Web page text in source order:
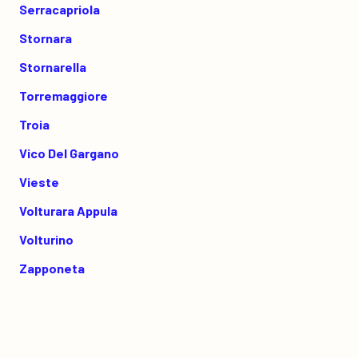
Serracapriola
Stornara
Stornarella
Torremaggiore
Troia
Vico Del Gargano
Vieste
Volturara Appula
Volturino
Zapponeta